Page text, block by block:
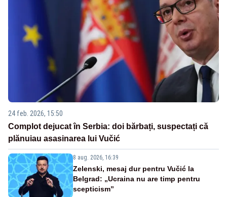
24 feb. 2026, 15:50
Complot dejucat în Serbia: doi bărbați, suspectați că
plănuiau asasinarea lui Vučić
8 aug. 2026, 16:39
Zelenski, mesaj dur pentru Vučić la
Belgrad: „Ucraina nu are timp pentru
scepticism”